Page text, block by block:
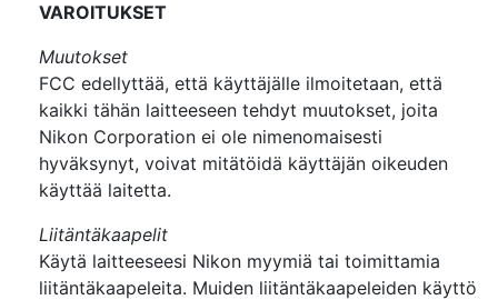
VAROITUKSET
Muutokset
FCC edellyttää, että käyttäjälle ilmoitetaan, että
kaikki tähän laitteeseen tehdyt muutokset, joita
Nikon Corporation ei ole nimenomaisesti
hyväksynyt, voivat mitätöidä käyttäjän oikeuden
käyttää laitetta.
Liitäntäkaapelit
Käytä laitteeseesi Nikon myymiä tai toimittamia
liitäntäkaapeleita. Muiden liitäntäkaapeleiden käyttö